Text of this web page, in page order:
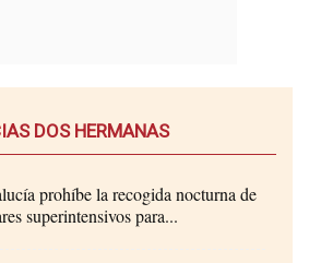
DOS HERMANAS
prohíbe la recogida nocturna de
superintensivos para...